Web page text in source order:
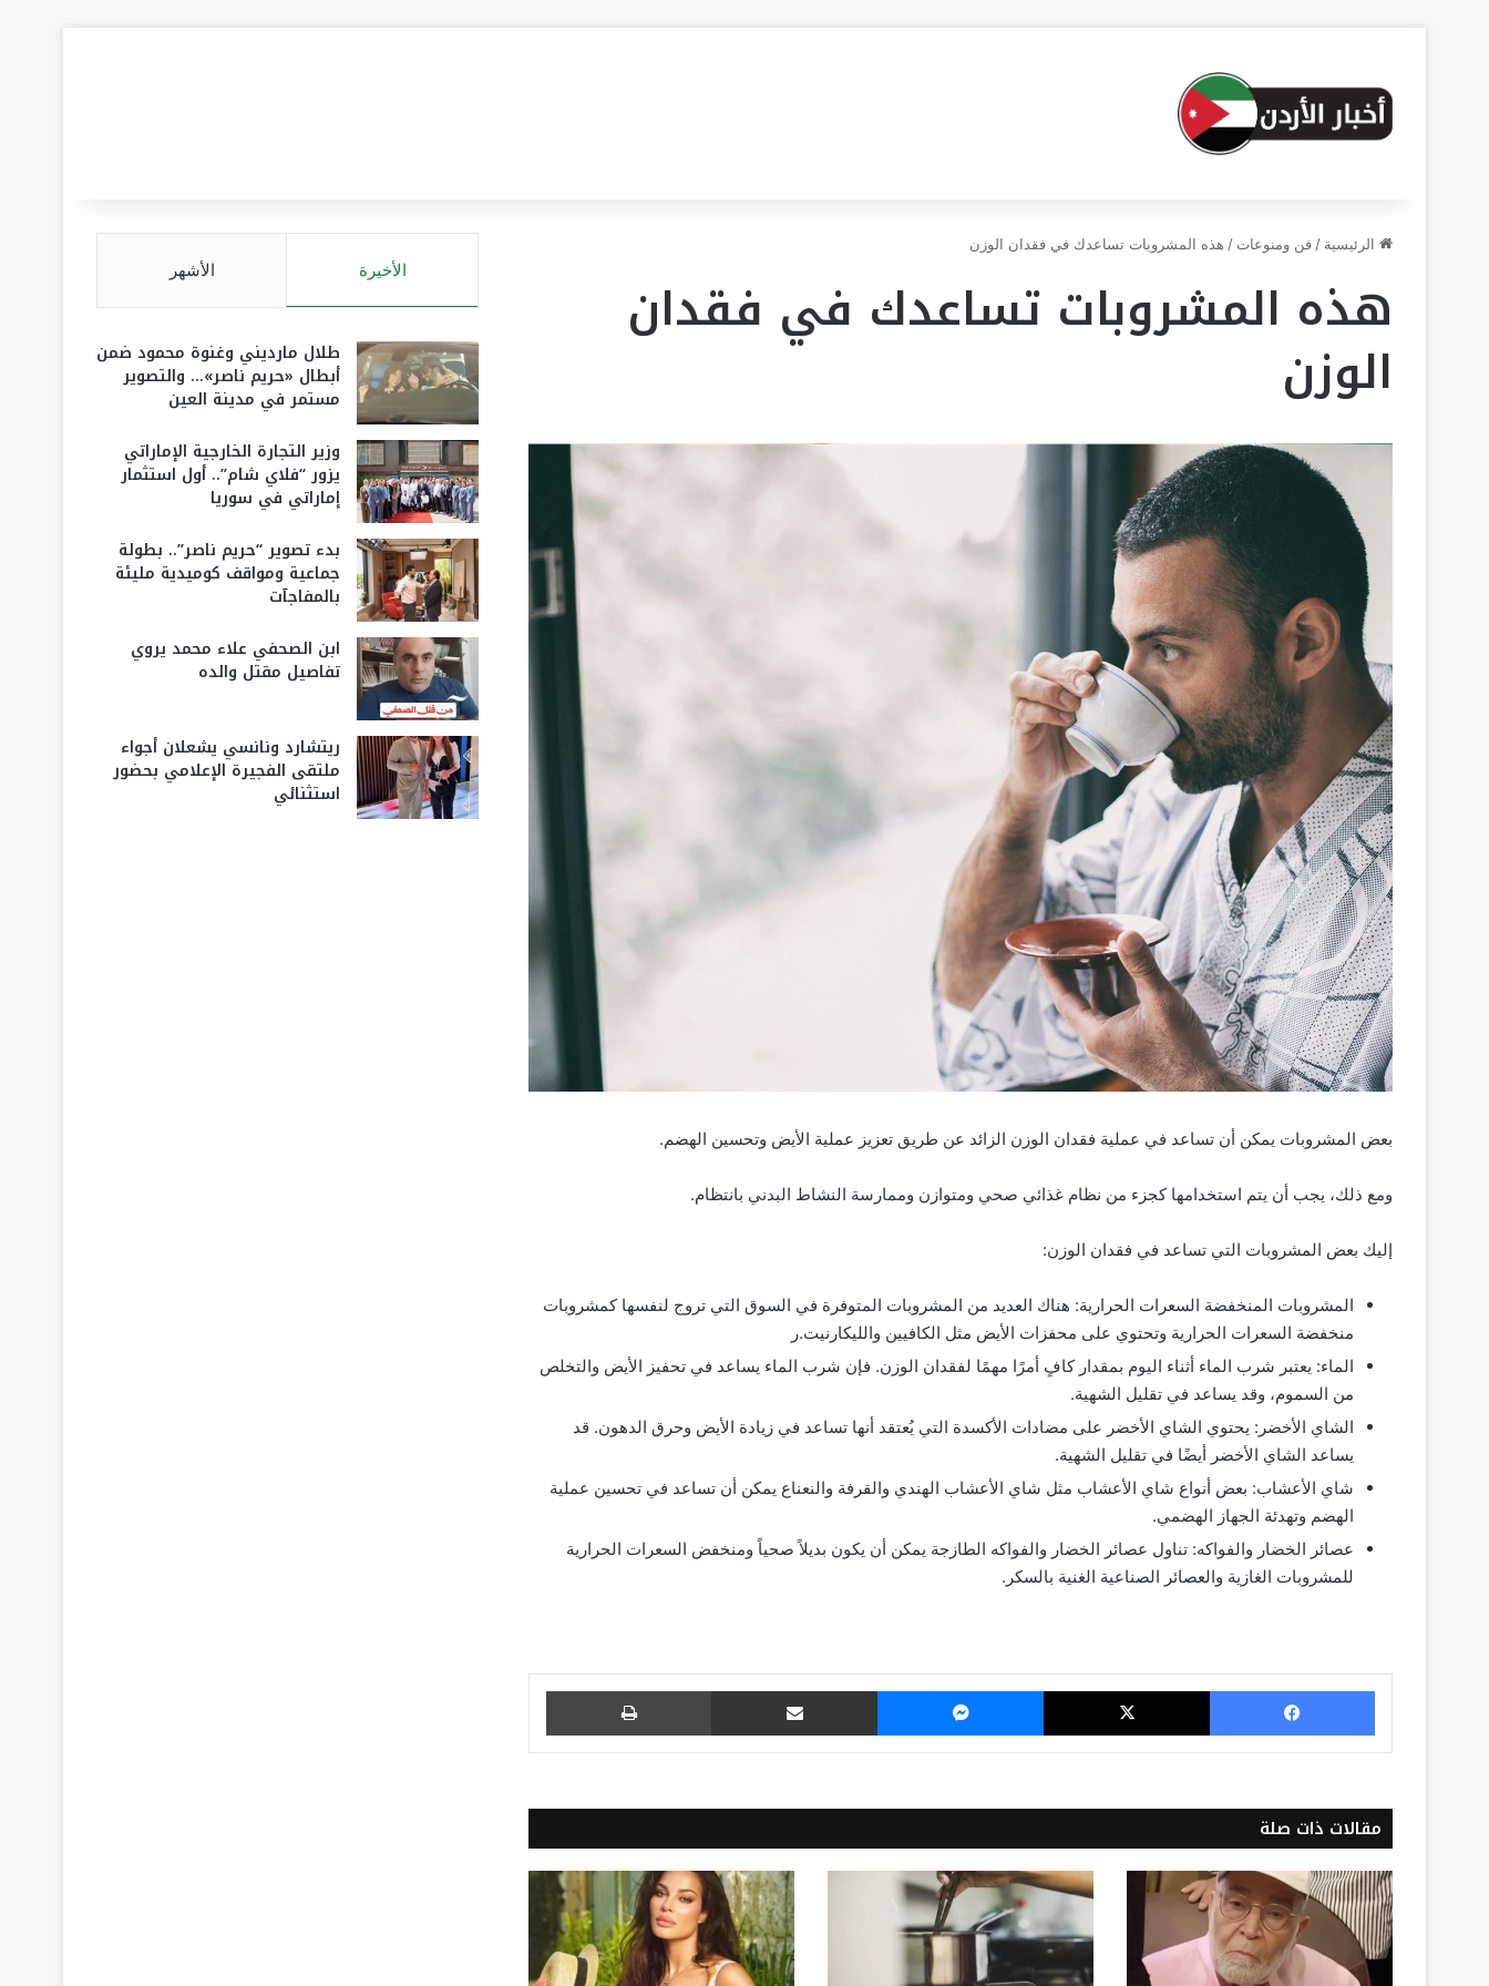
الرئيسية / فن ومنوعات / هذه المشروبات تساعدك في فقدان الوزن
هذه المشروبات تساعدك في فقدان
الوزن
بعض المشروبات يمكن أن تساعد في عملية فقدان الوزن الزائد عن طريق تعزيز عملية الأيض وتحسين الهضم.
ومع ذلك، يجب أن يتم استخدامها كجزء من نظام غذائي صحي ومتوازن وممارسة النشاط البدني بانتظام.
إليك بعض المشروبات التي تساعد في فقدان الوزن:
المشروبات المنخفضة السعرات الحرارية: هناك العديد من المشروبات المتوفرة في السوق التي تروج لنفسها كمشروبات
منخفضة السعرات الحرارية وتحتوي على محفزات الأيض مثل الكافيين والليكارنيت.ر
الماء: يعتبر شرب الماء أثناء اليوم بمقدار كافٍ أمرًا مهمًا لفقدان الوزن. فإن شرب الماء يساعد في تحفيز الأيض والتخلص
من السموم، وقد يساعد في تقليل الشهية.
الشاي الأخضر: يحتوي الشاي الأخضر على مضادات الأكسدة التي يُعتقد أنها تساعد في زيادة الأيض وحرق الدهون. قد
يساعد الشاي الأخضر أيضًا في تقليل الشهية.
شاي الأعشاب: بعض أنواع شاي الأعشاب مثل شاي الأعشاب الهندي والقرفة والنعناع يمكن أن تساعد في تحسين عملية
الهضم وتهدئة الجهاز الهضمي.
عصائر الخضار والفواكه: تناول عصائر الخضار والفواكه الطازجة يمكن أن يكون بديلاً صحياً ومنخفض السعرات الحرارية
للمشروبات الغازية والعصائر الصناعية الغنية بالسكر.
فيسبوك ‫X ماسنجر مشاركة عبر البريد طباعة
مقالات ذات صلة
الأخيرة الأشهر
طلال مارديني وغنوة محمود ضمن
أبطال «حريم ناصر»… والتصوير
مستمر في مدينة العين
وزير التجارة الخارجية الإماراتي
يزور “فلاي شام”.. أول استثمار
إماراتي في سوريا
بدء تصوير “حريم ناصر”.. بطولة
جماعية ومواقف كوميدية مليئة
بالمفاجآت
ابن الصحفي علاء محمد يروي
تفاصيل مقتل والده
ريتشارد ونانسي يشعلان أجواء
ملتقى الفجيرة الإعلامي بحضور
استثنائي